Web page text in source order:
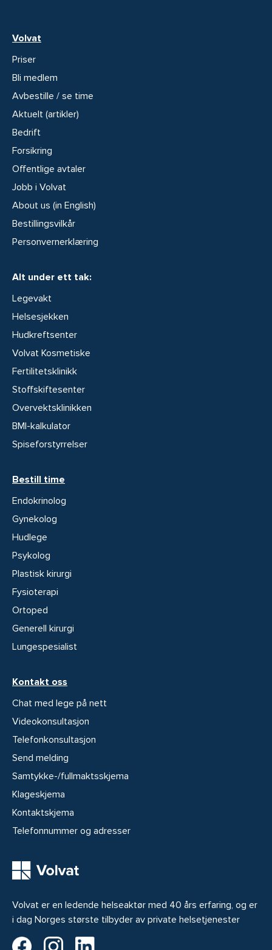
Volvat er en ledende helseaktør med 40 års erfaring, og er
i dag Norges største tilbyder av private helsetjenester
Volvat på Facebook
Volvat på Instagram
Volvat
Priser
Bli medlem
Avbestille / se time
Aktuelt (artikler)
Bedrift
Forsikring
Offentlige avtaler
Jobb i Volvat
About us (in English)
Bestillingsvilkår
Personvernerklæring
Alt under ett tak:
Legevakt
Helsesjekken
Hudkreftsenter
Volvat Kosmetiske
Fertilitetsklinikk
Stoffskiftesenter
Overvektsklinikken
BMI-kalkulator
Spiseforstyrrelser
Bestill time
Endokrinolog
Gynekolog
Hudlege
Psykolog
Plastisk kirurgi
Fysioterapi
Ortoped
Generell kirurgi
Lungespesialist
Kontakt oss
Chat med lege på nett
Videokonsultasjon
Telefonkonsultasjon
Send melding
Samtykke-/fullmaktsskjema
Klageskjema
Kontaktskjema
Telefonnummer og adresser